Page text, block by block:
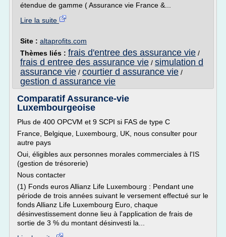
étendue de gamme ( Assurance vie France &...
Lire la suite
Site : altaprofits.com
Thèmes liés : frais d'entree des assurance vie /
frais d entree des assurance vie / simulation d
assurance vie / courtier d assurance vie /
gestion d assurance vie
Comparatif Assurance-vie
Luxembourgeoise
Plus de 400 OPCVM et 9 SCPI si FAS de type C
France, Belgique, Luxembourg, UK, nous consulter pour
autre pays
Oui, éligibles aux personnes morales commerciales à l'IS
(gestion de trésorerie)
Nous contacter
(1) Fonds euros Allianz Life Luxembourg : Pendant une
période de trois années suivant le versement effectué sur le
fonds Allianz Life Luxembourg Euro, chaque
désinvestissement donne lieu à l'application de frais de
sortie de 3 % du montant désinvesti la...